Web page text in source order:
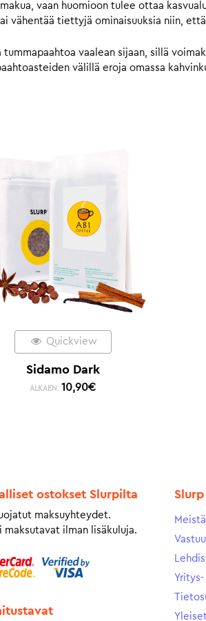
vaan huomioon tulee ottaa
vähentää tiettyjä ominaisuuksia niin,
vaalean sijaan, sillä
välillä eroja omassa
Quickview
Sidamo Dark
ALKAEN: 10,90€
ostokset Slurpilta
maksuyhteydet.
maksutavat ilman lisäkuluja.
Slurp
Meistä